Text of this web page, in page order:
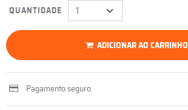
QUANTIDADE
ADICIONAR AO CARRINHO
Pagamento seguro